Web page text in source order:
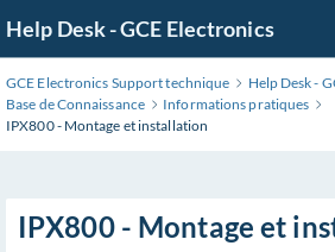
Help Desk - GCE Electronics
GCE Electronics Support technique
Help Desk -
Base de Connaissance
Informations pratiques
IPX800 - Montage et installation
IPX800 - Montage et